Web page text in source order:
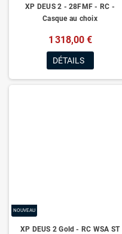
XP DEUS 2 - 28FMF - RC -
Casque au choix
1 318,00 €
DÉTAILS
NOUVEAU
XP DEUS 2 Gold - RC WSA ST